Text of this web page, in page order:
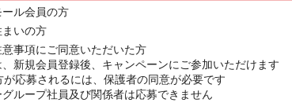
ル会員の方
まいの方
事項にご同意いただいた方
新規会員登録後、キャンペーンにご参加いただけます
応募されるには、保護者の同意が必要です
ループ社員及び関係者は応募できません